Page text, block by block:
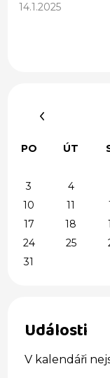
14.1.2025
PO ÚT
3
4
10
11
17
18
24
25
31
Události
V kalendáři